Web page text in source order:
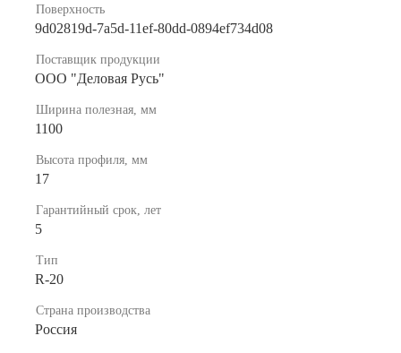
Поверхность
9d02819d-7a5d-11ef-80dd-0894ef734d08
Поставщик продукции
ООО "Деловая Русь"
Ширина полезная, мм
1100
Высота профиля, мм
17
Гарантийный срок, лет
5
Тип
R-20
Страна производства
Россия